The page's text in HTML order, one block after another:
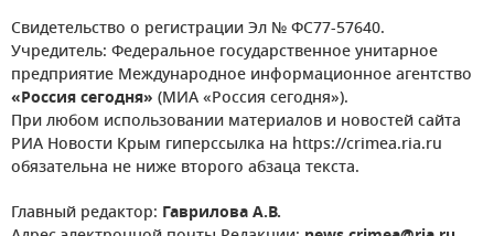
Свидетельство о регистрации Эл № ФС77-57640.
Учредитель: Федеральное государственное унитарное
предприятие Международное информационное агентство
«Россия сегодня» (МИА «Россия сегодня»).
При любом использовании материалов и новостей сайта
РИА Новости Крым гиперссылка на https://crimea.ria.ru
обязательна не ниже второго абзаца текста.
Главный редактор: Гаврилова А.В.